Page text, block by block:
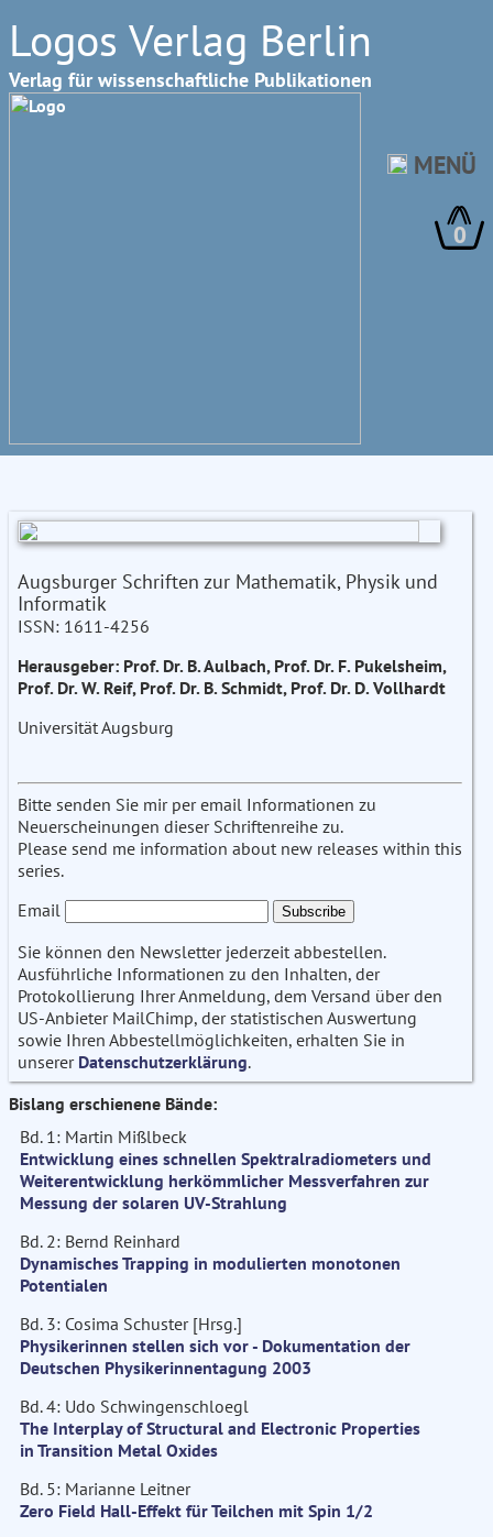
Logos Verlag Berlin
Verlag für wissenschaftliche Publikationen
0
MENÜ
Augsburger Schriften zur Mathematik, Physik und
Informatik
ISSN: 1611-4256
Herausgeber: Prof. Dr. B. Aulbach, Prof. Dr. F. Pukelsheim,
Prof. Dr. W. Reif, Prof. Dr. B. Schmidt, Prof. Dr. D. Vollhardt
Universität Augsburg
Bitte senden Sie mir per email Informationen zu
Neuerscheinungen dieser Schriftenreihe zu.
Please send me information about new releases within this
series.
Email
Sie können den Newsletter jederzeit abbestellen.
Ausführliche Informationen zu den Inhalten, der
Protokollierung Ihrer Anmeldung, dem Versand über den
US-Anbieter MailChimp, der statistischen Auswertung
sowie Ihren Abbestellmöglichkeiten, erhalten Sie in
unserer Datenschutzerklärung.
Bislang erschienene Bände:
Bd. 1: Martin Mißlbeck
Entwicklung eines schnellen Spektralradiometers und
Weiterentwicklung herkömmlicher Messverfahren zur
Messung der solaren UV-Strahlung
Bd. 2: Bernd Reinhard
Dynamisches Trapping in modulierten monotonen
Potentialen
Bd. 3: Cosima Schuster [Hrsg.]
Physikerinnen stellen sich vor - Dokumentation der
Deutschen Physikerinnentagung 2003
Bd. 4: Udo Schwingenschloegl
The Interplay of Structural and Electronic Properties
in Transition Metal Oxides
Bd. 5: Marianne Leitner
Zero Field Hall-Effekt für Teilchen mit Spin 1/2